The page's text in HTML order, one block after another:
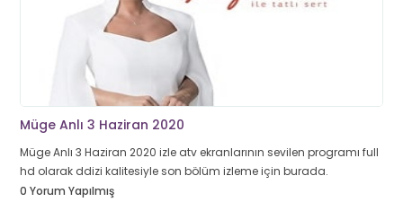
Müge Anlı 3 Haziran 2020
Müge Anlı 3 Haziran 2020 izle atv ekranlarının sevilen programı full
hd olarak ddizi kalitesiyle son bölüm izleme için burada.
0 Yorum Yapılmış